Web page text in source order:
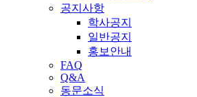
공지사항
학사공지
일반공지
홍보안내
FAQ
Q&A
동문소식